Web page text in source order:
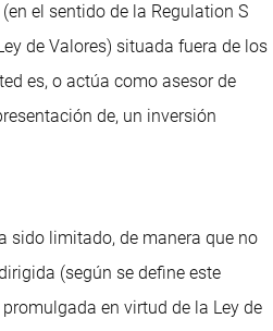
el sentido de la Regulation S
de Valores) situada fuera de los
es, o actúa como asesor de
de, un inversión
sido limitado, de manera que no
(según se define este
en virtud de la Ley de